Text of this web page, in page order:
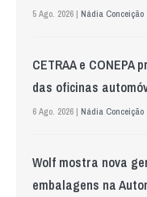
5 Ago. 2026 | Nádia Conceição
CETRAA e
das oficinas
6 Ago. 2026 | Nádia Conceição
Wolf mostra nova
embalagens na